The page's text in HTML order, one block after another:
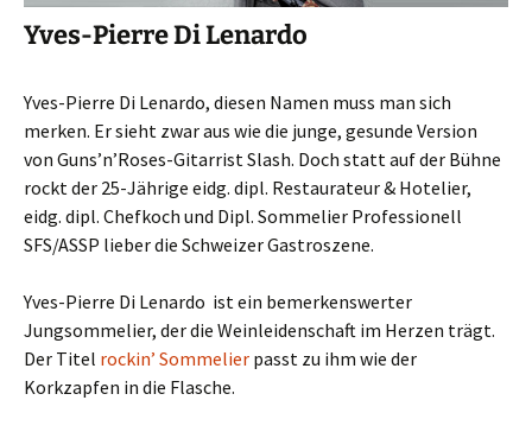
Yves-Pierre Di Lenardo
Yves-Pierre Di Lenardo, diesen Namen muss man sich
merken. Er sieht zwar aus wie die junge, gesunde Version
von Guns’n’Roses-Gitarrist Slash. Doch statt auf der Bühne
rockt der 25-Jährige eidg. dipl. Restaurateur & Hotelier,
eidg. dipl. Chefkoch und Dipl. Sommelier Professionell
SFS/ASSP lieber die Schweizer Gastroszene.
Yves-Pierre Di Lenardo ist ein bemerkenswerter
Jungsommelier, der die Weinleidenschaft im Herzen trägt.
Der Titel rockin’ Sommelier passt zu ihm wie der
Korkzapfen in die Flasche.